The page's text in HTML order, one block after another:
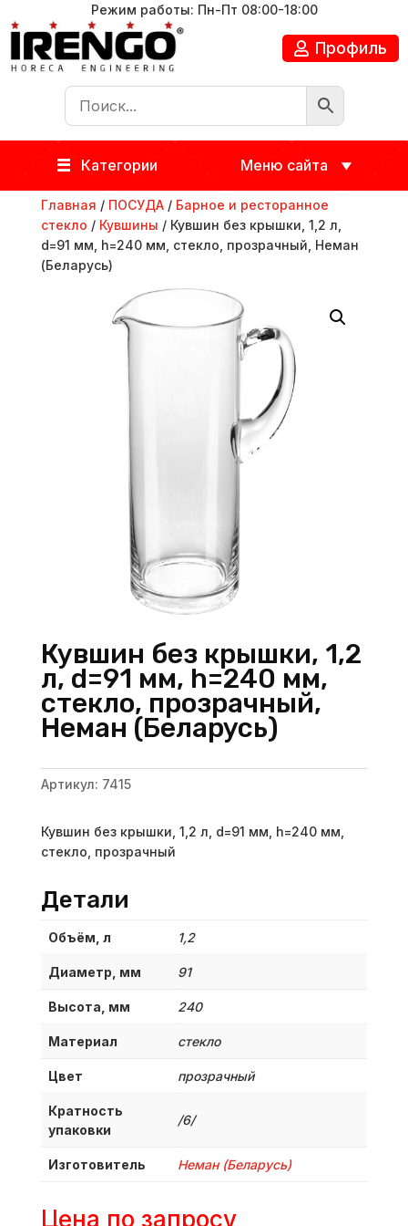
Режим работы: Пн-Пт 08:00-18:00
Профиль
Категории Меню сайта
Главная / ПОСУДА/ Барное и ресторанное
стекло / Кувшины / Кувшин без крышки, 1,2 л,
d=91 мм, h=240 мм, стекло, прозрачный, Неман
(Беларусь)
Кувшин без крышки, 1,2
л, d=91 мм, h=240 мм,
стекло, прозрачный,
Неман (Беларусь)
Артикул: 7415
Кувшин без крышки, 1,2 л, d=91 мм, h=240 мм,
стекло, прозрачный
Детали
Объём, л 1,2
Диаметр, мм 91
Высота, мм 240
Материал стекло
Цвет прозрачный
Кратность
упаковки
/6/
Изготовитель Неман (Беларусь)
Цена по запросу